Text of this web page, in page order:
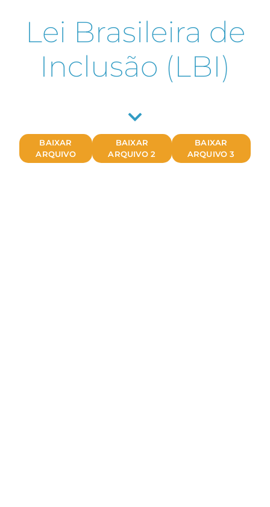
Lei Brasileira de
Inclusão (LBI)
BAIXAR
ARQUIVO
BAIXAR
ARQUIVO 2
BAIXAR
ARQUIVO 3